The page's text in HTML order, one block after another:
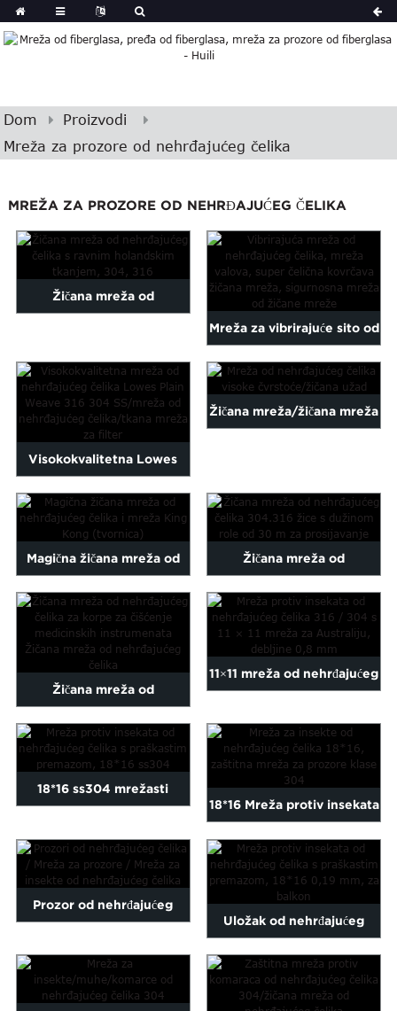
Dom
Proizvodi
Mreža za prozore od nehrđajućeg čelika
MREŽA ZA PROZORE OD NEHRĐAJUĆEG ČELIKA
Žičana mreža od
običnim holandskim
tkanjem, 30...
Mreža za vibrirajuće sito od
nehrđajućeg čelika s
valovima...
Visokokvalitetna Lowes
obična tkanina 316 304 SS
nehrđajuća...
Žičana mreža/žičana mreža
Magična žičana mreža od
nehrđajućeg čelika i King
Kong N...
Žičana mreža od
nehrđajućeg čelika 304.316
žice sa 30m...
Žičana mreža od
nehrđajućeg čelika za
medicinske instrumente...
11×11 mreža od nehrđajućeg
18*16 ss304 mrežasti
praškastim premazom ...
18*16 Mreža protiv insekata
od nehrđajućeg čelika 304
klase S...
Prozor od nehrđajućeg
Nehrđajući ...
Uložak od nehrđajućeg
čelika s praškastim
premazom 18*16 0,19 mm...